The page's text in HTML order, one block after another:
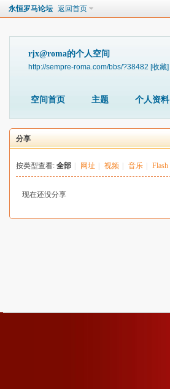
永恒罗马论坛 返回首页
rjx@roma的个人空间
http://sempre-roma.com/bbs/?38482 [收藏]
空间首页 主题 个人资料
分享
按类型查看: 全部 网址 视频 音乐 Flash
现在还没分享